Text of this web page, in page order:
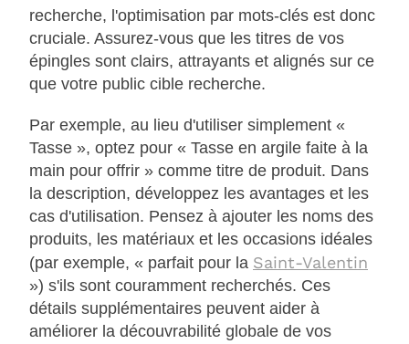
recherche, l'optimisation par mots-clés est donc
cruciale. Assurez-vous que les titres de vos
épingles sont clairs, attrayants et alignés sur ce
que votre public cible recherche.
Par exemple, au lieu d'utiliser simplement «
Tasse », optez pour « Tasse en argile faite à la
main pour offrir » comme titre de produit. Dans
la description, développez les avantages et les
cas d'utilisation. Pensez à ajouter les noms des
produits, les matériaux et les occasions idéales
(par exemple, « parfait pour la Saint-Valentin
») s'ils sont couramment recherchés. Ces
détails supplémentaires peuvent aider à
améliorer la découvrabilité globale de vos